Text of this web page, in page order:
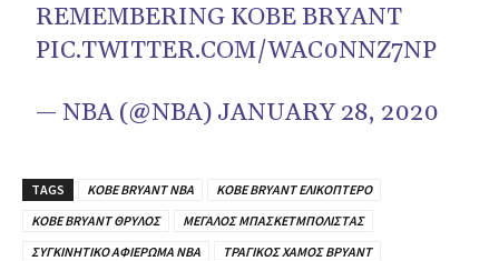
REMEMBERING KOBE BRYANT
PIC.TWITTER.COM/WAC0NNZ7NP
— NBA (@NBA) JANUARY 28, 2020
TAGS KOBE BRYANT NBA
KOBE BRYANT ΕΛΙΚΟΠΤΕΡΟ
KOBE BRYANT ΘΡΥΛΟΣ
ΜΕΓΑΛΟΣ ΜΠΑΣΚΕΤΜΠΟΛΙΣΤΑΣ
ΣΥΓΚΙΝΗΤΙΚΟ ΑΦΙΕΡΩΜΑ ΝΒΑ
ΤΡΑΓΙΚΟΣ ΧΑΜΟΣ ΒΡΥΑΝΤ